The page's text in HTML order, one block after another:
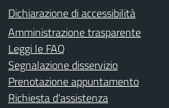
Dichiarazione di accessibilità
Amministrazione trasparente
Leggi le FAQ
Segnalazione disservizio
Prenotazione appuntamento
Richiesta d'assistenza